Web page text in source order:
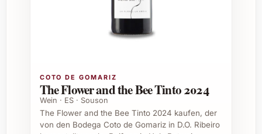
Trinkbarkeit, was ihn zu einem idealen Wein
für vielseitige Genussmomente macht.
Leichte Speisen wie Salate, Meeresfrüchte,
Tapas und frische Käseplatten ergänzen den
Wein optimal und heben seine frischen,
fruchtigen Noten hervor.
COTO DE GOMARIZ
The Flower and the Bee Tinto 2024
Wein · ES · Souson
The Flower and the Bee Tinto 2024 kaufen, der
von den Bodega Coto de Gomariz in D.O. Ribeiro